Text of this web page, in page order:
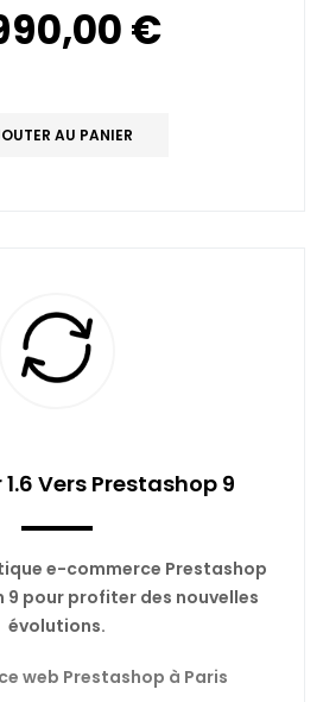
€
AU PANIER
Vers Prestashop 9
e-commerce Prestashop
9 pour profiter des nouvelles
évolutions.
web Prestashop à Paris